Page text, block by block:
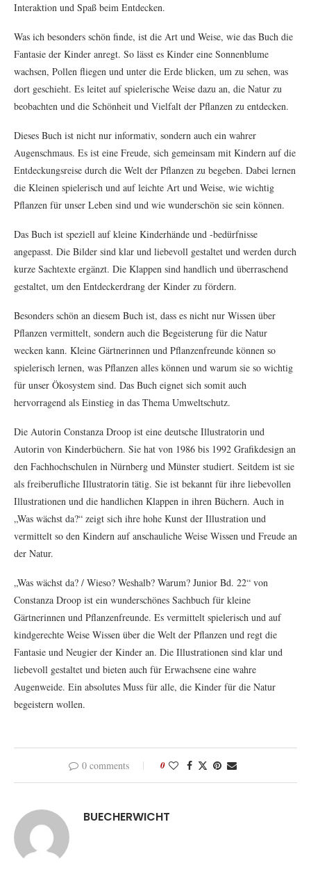
Interaktion und Spaß beim Entdecken.
Was ich besonders schön finde, ist die Art und Weise, wie das Buch die
Fantasie der Kinder anregt. So lässt es Kinder eine Sonnenblume
wachsen, Pollen fliegen und unter die Erde blicken, um zu sehen, was
dort geschieht. Es leitet auf spielerische Weise dazu an, die Natur zu
beobachten und die Schönheit und Vielfalt der Pflanzen zu entdecken.
Dieses Buch ist nicht nur informativ, sondern auch ein wahrer
Augenschmaus. Es ist eine Freude, sich gemeinsam mit Kindern auf die
Entdeckungsreise durch die Welt der Pflanzen zu begeben. Dabei lernen
die Kleinen spielerisch und auf leichte Art und Weise, wie wichtig
Pflanzen für unser Leben sind und wie wunderschön sie sein können.
Das Buch ist speziell auf kleine Kinderhände und -bedürfnisse
angepasst. Die Bilder sind klar und liebevoll gestaltet und werden durch
kurze Sachtexte ergänzt. Die Klappen sind handlich und überraschend
gestaltet, um den Entdeckerdrang der Kinder zu fördern.
Besonders schön an diesem Buch ist, dass es nicht nur Wissen über
Pflanzen vermittelt, sondern auch die Begeisterung für die Natur
wecken kann. Kleine Gärtnerinnen und Pflanzenfreunde können so
spielerisch lernen, was Pflanzen alles können und warum sie so wichtig
für unser Ökosystem sind. Das Buch eignet sich somit auch
hervorragend als Einstieg in das Thema Umweltschutz.
Die Autorin Constanza Droop ist eine deutsche Illustratorin und
Autorin von Kinderbüchern. Sie hat von 1986 bis 1992 Grafikdesign an
den Fachhochschulen in Nürnberg und Münster studiert. Seitdem ist sie
als freiberufliche Illustratorin tätig. Sie ist bekannt für ihre liebevollen
Illustrationen und die handlichen Klappen in ihren Büchern. Auch in
„Was wächst da?“ zeigt sich ihre hohe Kunst der Illustration und
vermittelt so den Kindern auf anschauliche Weise Wissen und Freude an
der Natur.
„Was wächst da? / Wieso? Weshalb? Warum? Junior Bd. 22“ von
Constanza Droop ist ein wunderschönes Sachbuch für kleine
Gärtnerinnen und Pflanzenfreunde. Es vermittelt spielerisch und auf
kindgerechte Weise Wissen über die Welt der Pflanzen und regt die
Fantasie und Neugier der Kinder an. Die Illustrationen sind klar und
liebevoll gestaltet und bieten auch für Erwachsene eine wahre
Augenweide. Ein absolutes Muss für alle, die Kinder für die Natur
begeistern wollen.
0 comments 0
BUECHERWICHT